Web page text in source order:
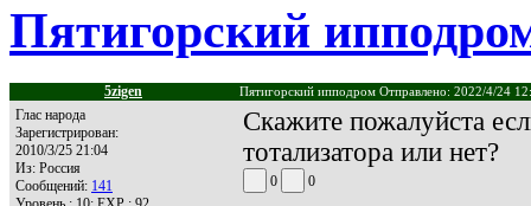
Пятигорский
5zigen Пятигорский ипподром Отправлено: 2022/4/24
Глас народа
Зарегистрирован:
2010/3/25 21:04
Из: Россия
Сообщений: 141
Скажите пожалуйста
тотализатора или нет?
0 0